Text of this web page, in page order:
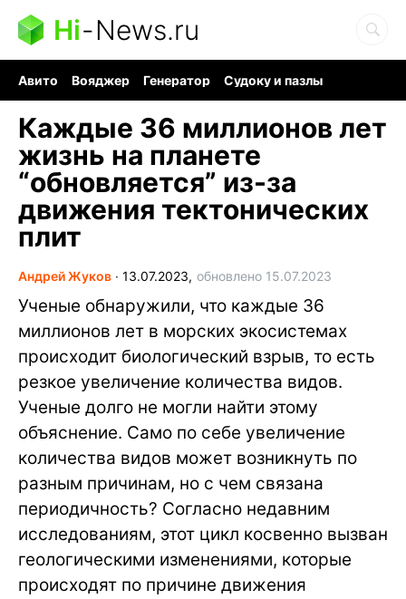
Hi-News.ru
Авито Вояджер Генератор
Судоку и пазлы
Каждые 36 миллионов лет
жизнь на планете
“обновляется” из-за
движения тектонических
плит
Андрей Жуков ∙ 13.07.2023, обновлено 15.07.2023
Ученые обнаружили, что каждые 36
миллионов лет в морских экосистемах
происходит биологический взрыв, то есть
резкое увеличение количества видов.
Ученые долго не могли найти этому
объяснение. Само по себе увеличение
количества видов может возникнуть по
разным причинам, но с чем связана
периодичность? Согласно недавним
исследованиям, этот цикл косвенно вызван
геологическими изменениями, которые
происходят по причине движения